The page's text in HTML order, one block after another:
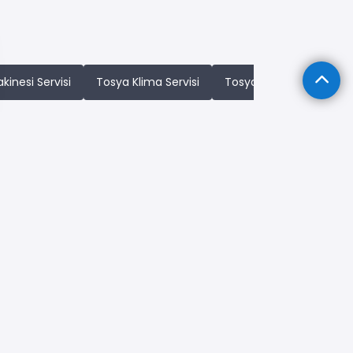
Servisi Tosya Klima Servisi Tosya Kombi Servisi